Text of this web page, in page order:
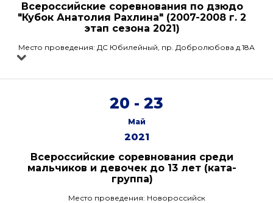
Всероссийские соревнования по дзюдо
"Кубок Анатолия Рахлина" (2007-2008 г. 2
этап сезона 2021)
Место проведения: ДС Юбилейный, пр. Добролюбова д.18А
20 - 23
Май
2021
Всероссийские соревнования среди
мальчиков и девочек до 13 лет (ката-
группа)
Место проведения: Новороссийск